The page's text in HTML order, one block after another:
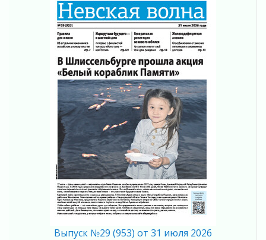
Не женское это дело...уверены?
01 августа 2026
Все силы в кулак
01 августа 2026
Айда на пляж!
01 августа 2026
Один в поле — не воин
01 августа 2026
Пик топливного кризиса в регионе прошёл
31 июля 2026
О мужестве, долге и стойкости
31 июля 2026
Ленинградцы — бойцам «Барс-Ленинградец»
31 июля 2026
Маршрутами будущего — к заветной цели
31 июля 2026Выпуск №29 (953) от 31 июля 2026